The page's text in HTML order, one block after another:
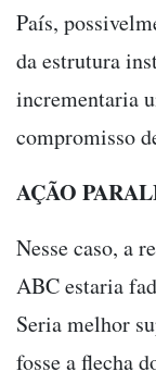
País,
da estrutura
incrementaria
compromisso
AÇÃO
Nesse caso, a
ABC estaria
Seria melhor
fosse a flecha